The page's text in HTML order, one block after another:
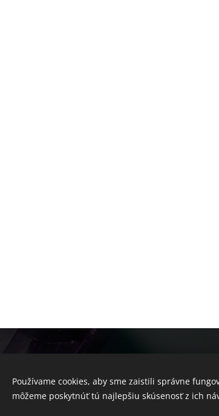
Obchodné podmienky
Používame cookies, aby sme zaistili správne
môžeme poskytnúť tú najlepšiu skúsenosť z ich